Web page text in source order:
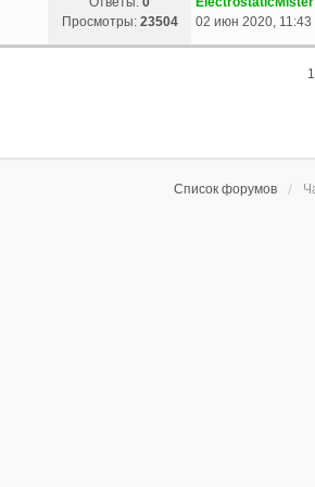
Просмотры: 23504
02 июн 2020, 11:43
Список форумов